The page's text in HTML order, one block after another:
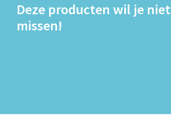
Deze producten wil je niet
missen!
Daily
200ml x5